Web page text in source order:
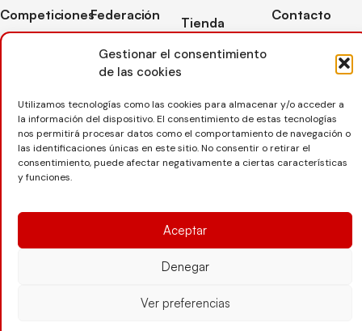
Gestionar el consentimiento
de las cookies
Utilizamos tecnologías como las cookies para almacenar y/o acceder a
la información del dispositivo. El consentimiento de estas tecnologías
nos permitirá procesar datos como el comportamiento de navegación o
las identificaciones únicas en este sitio. No consentir o retirar el
consentimiento, puede afectar negativamente a ciertas características
y funciones.
Aceptar
Denegar
Ver preferencias
Competiciones
Competiciones
Playa
Competiciones
Nieve
Federación
Transparencia
Entrenadores
Seguro
deportivo
Tienda
Mi cuenta
Lista deseos
Pasarela pago
Devoluciones
Contacto
50-54,
50003,
976 73 08 41
Copyright © 2025 Federación Aragonesa de Voleibol |
Desarrollado porTOOOLS
Protección de datosDeclaración de Accesibilidad